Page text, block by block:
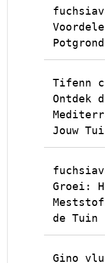
Tifenn
Ontdek
Jouw
Groei:
de Tuin
Gino